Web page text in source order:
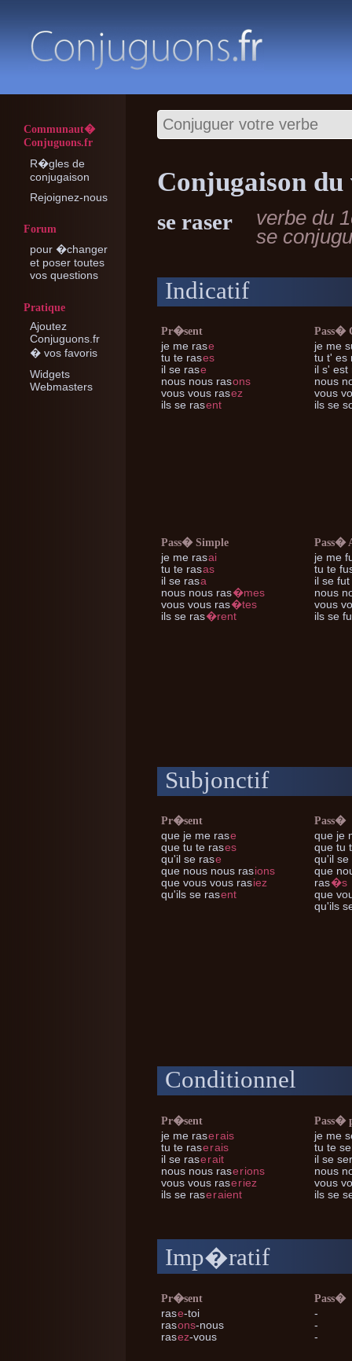
Communaut�
Conjuguons.fr
R�gles de
conjugaison
Rejoignez-nous
Forum
pour �changer
et poser toutes
vos questions
Pratique
Ajoutez
Conjuguons.fr
� vos favoris
Widgets
Webmasters
Conjugaison du
se raser
verbe du
se
Indicatif
Pr�sent
je me rase
tu te rases
il se rase
nous nous rasons
vous vous rasez
ils se rasent
Pass�
je me
tu t' es
il s' est
nous
vous
ils se
Pass� Simple
je me rasai
tu te rasas
il se rasa
nous nous ras�mes
vous vous ras�tes
ils se ras�rent
Pass�
je me
tu te
il se fut
nous
vous
ils se
Subjonctif
Pr�sent
que je me rase
que tu te rases
qu'il se rase
que nous nous rasions
que vous vous rasiez
qu'ils se rasent
Pass�
que je
que tu
qu'il se
que
ras�s
que
qu'ils
Conditionnel
Pr�sent
je me raserais
tu te raserais
il se raserait
nous nous raserions
vous vous raseriez
ils se raseraient
Pass�
je me
tu te
il se
nous
vous
ils se
Imp�ratif
Pr�sent
rase-toi
rasons-nous
rasez-vous
Pass�
-
-
-